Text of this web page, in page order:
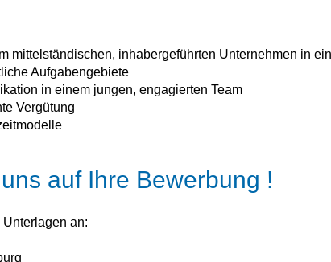
mittelständischen, inhabergeführten Unternehmen in
Aufgabengebiete
in einem jungen, engagierten Team
Vergütung
auf Ihre Bewerbung !
an: